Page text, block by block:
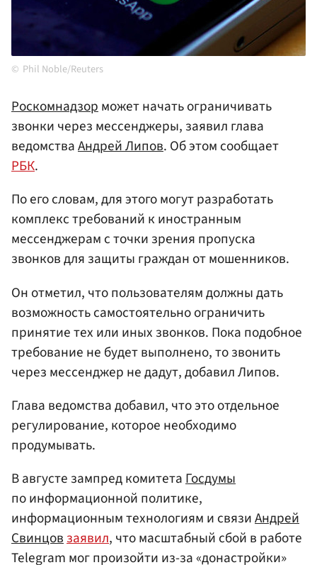
Phil Noble/Reuters
Роскомнадзорможет начать ограничивать
звонки через мессенджеры, заявил глава
ведомстваАндрей Липов. Об этом сообщает
РБК.
По его словам, для этого могут разработать
комплекс требований к иностранным
мессенджерам с точки зрения пропуска
звонков для защиты граждан от мошенников.
Он отметил, что пользователям должны дать
возможность самостоятельно ограничить
принятие тех или иных звонков. Пока подобное
требование не будет выполнено, то звонить
через мессенджер не дадут, добавил Липов.
Глава ведомства добавил, что это отдельное
регулирование, которое необходимо
продумывать.
В августе зампред комитетаГосдумы
по информационной политике,
информационным технологиям и связиАндрей
Свинцовзаявил, что масштабный сбой в работе
Telegram мог произойти из-за «донастройки»